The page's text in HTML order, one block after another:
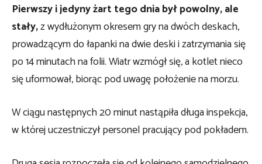
Pierwszy i jedyny żart tego dnia był powolny, ale
stały,z wydłużonym okresem gry na dwóch deskach,
prowadzącym do łapanki na dwie deski i zatrzymania się
po 14 minutach na folii. Wiatr wzmógł się, a kotlet nieco
się uformował, biorąc pod uwagę położenie na morzu.
W ciągu następnych 20 minut nastąpiła długa inspekcja,
w której uczestniczył personel pracujący pod pokładem.